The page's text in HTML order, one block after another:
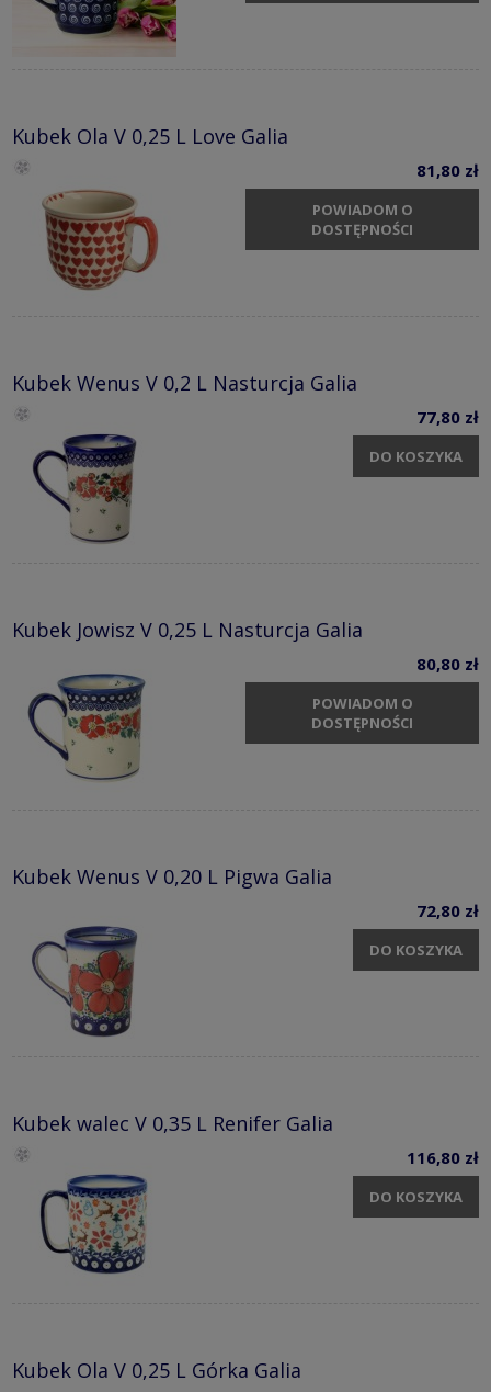
Kubek Ola V 0,25 L Love Galia
81,80 zł
POWIADOM O
DOSTĘPNOŚCI
Kubek Wenus V 0,2 L Nasturcja Galia
77,80 zł
DO KOSZYKA
Kubek Jowisz V 0,25 L Nasturcja Galia
80,80 zł
POWIADOM O
DOSTĘPNOŚCI
Kubek Wenus V 0,20 L Pigwa Galia
72,80 zł
DO KOSZYKA
Kubek walec V 0,35 L Renifer Galia
116,80 zł
DO KOSZYKA
Kubek Ola V 0,25 L Górka Galia